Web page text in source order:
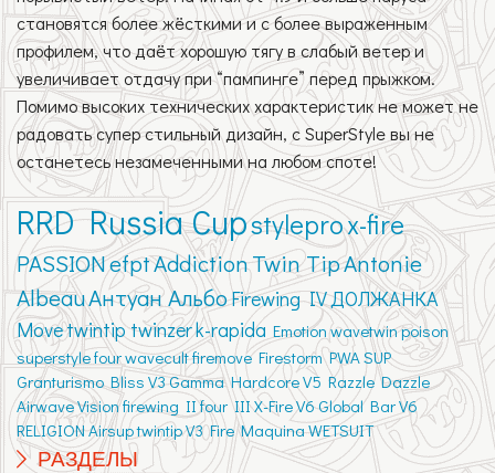
становятся более жёсткими и с более выраженным
профилем, что даёт хорошую тягу в слабый ветер и
увеличивает отдачу при “пампинге” перед прыжком.
Помимо высоких технических характеристик не может не
радовать супер стильный дизайн, с SuperStyle вы не
останетесь незамеченными на любом споте!
RRD Russia Cupstyleprox-fire
PASSIONefptAddictionTwin TipAntonie
AlbeauАнтуан АльбоFirewing IVДОЛЖАНКА
Movetwintip twinzerk-rapida Emotion wavetwinpoison
superstylefourwavecultfiremove Firestorm PWA SUP
Granturismo Bliss V3Gamma Hardcore V5 Razzle Dazzle
AirwaveVisionfirewing IIfour IIIX-Fire V6 Global Bar V6
RELIGIONAirsuptwintip V3 Fire MaquinaWETSUIT
РАЗДЕЛЫ